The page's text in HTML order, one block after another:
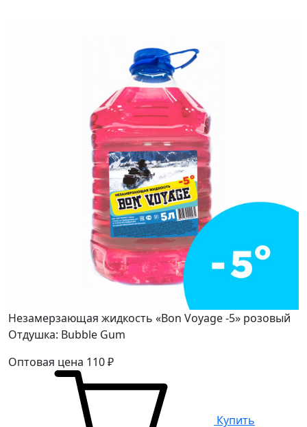
Незамерзающая жидкость «Bon Voyage -5» розовый
Отдушка: Bubble Gum
Оптовая цена 110₽
Купить